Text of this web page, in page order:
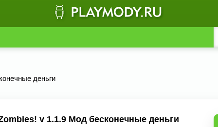
деньги
v 1.1.9 Мод бесконечные деньги